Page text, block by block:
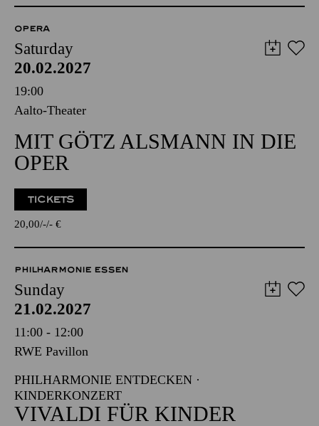
OPERA
Saturday
20.02.2027
19:00
Aalto-Theater
MIT GÖTZ ALSMANN IN DIE
OPER
TICKETS
20,00 - - €
PHILHARMONIE ESSEN
Sunday
21.02.2027
11:00 - 12:00
RWE Pavillon
PHILHARMONIE ENTDECKEN ·
KINDERKONZERT
VIVALDI FÜR KINDER